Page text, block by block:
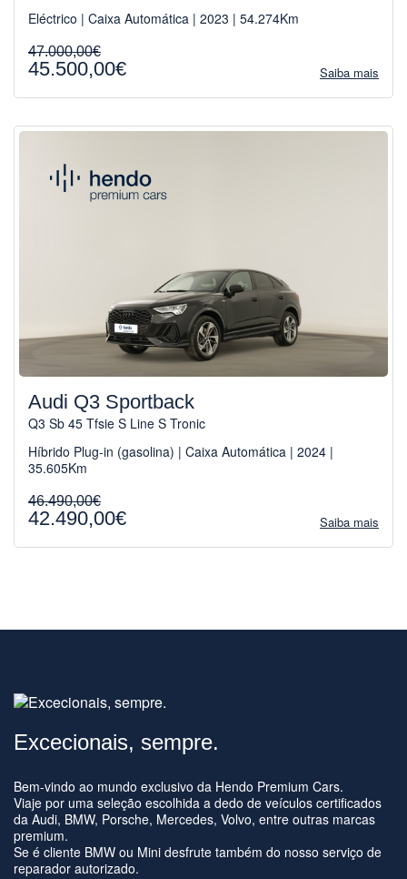
Eléctrico | Caixa Automática | 2023 | 54.274Km
47.000,00€
45.500,00€ Saiba mais
Audi Q3 Sportback
Q3 Sb 45 Tfsie S Line S Tronic
Híbrido Plug-in (gasolina) | Caixa Automática | 2024 |
35.605Km
46.490,00€
42.490,00€ Saiba mais
Excecionais, sempre.
Bem-vindo ao mundo exclusivo da Hendo Premium Cars.
Viaje por uma seleção escolhida a dedo de veículos certificados
da Audi, BMW, Porsche, Mercedes, Volvo, entre outras marcas
premium.
Se é cliente BMW ou Mini desfrute também do nosso serviço de
reparador autorizado.